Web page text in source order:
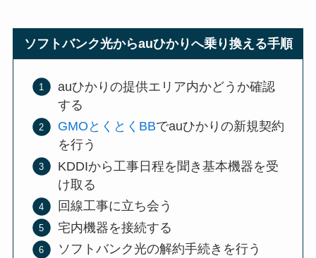
ソフトバンク光からauひかりへ乗り換える手順
auひかりの提供エリア内かどうか確認
する
GMOとくとくBBでauひかりの新規契約
を行う
KDDIから工事日程を聞き基本機器を受
け取る
回線工事に立ち会う
宅内機器を接続する
ソフトバンク光の解約手続きを行う